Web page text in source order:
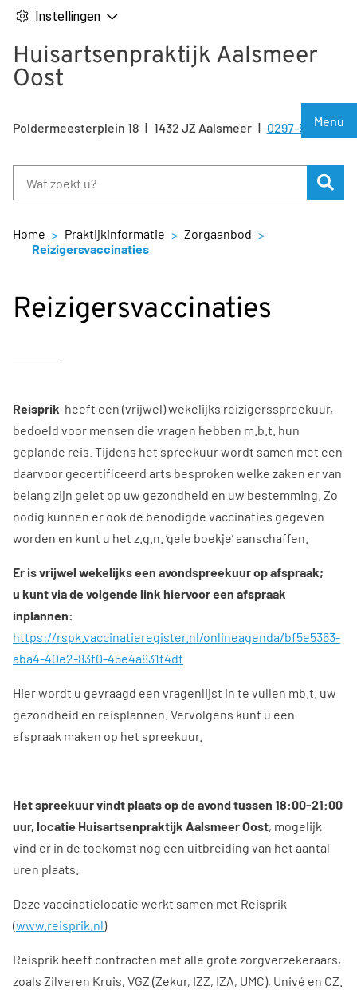
Instellingen
Huisartsenpraktijk Aalsmeer
Oost
Menu
Poldermeesterplein 18 1432 JZ Aalsmeer Tel:
0297-500810
Home Praktijkinformatie
Zorgaanbod
Reizigersvaccinaties
Reizigersvaccinaties
Reisprik heeft een (vrijwel) wekelijks reizigersspreekuur,
bedoeld voor mensen die vragen hebben m.b.t. hun
geplande reis. Tijdens het spreekuur wordt samen met een
daarvoor gecertificeerd arts besproken welke zaken er van
belang zijn gelet op uw gezondheid en uw bestemming. Zo
nodig kunnen er ook de benodigde vaccinaties gegeven
worden en kunt u het z.g.n. ‘gele boekje’ aanschaffen.
Er is vrijwel wekelijks een avondspreekuur op afspraak;
u kunt via de volgende link hiervoor een afspraak
inplannen:
https://rspk.vaccinatieregister.nl/onlineagenda/bf5e5363-
aba4-40e2-83f0-45e4a831f4df
Hier wordt u gevraagd een vragenlijst in te vullen mb.t. uw
gezondheid en reisplannen. Vervolgens kunt u een
afspraak maken op het spreekuur.
Het spreekuur vindt plaats op de avond tussen 18:00-21:00
uur, locatie Huisartsenpraktijk Aalsmeer Oost, mogelijk
vind er in de toekomst nog een uitbreiding van het aantal
uren plaats.
Deze vaccinatielocatie werkt samen met Reisprik
(www.reisprik.nl)
Reisprik heeft contracten met alle grote zorgverzekeraars,
zoals Zilveren Kruis, VGZ (Zekur, IZZ, IZA, UMC), Univé en CZ.